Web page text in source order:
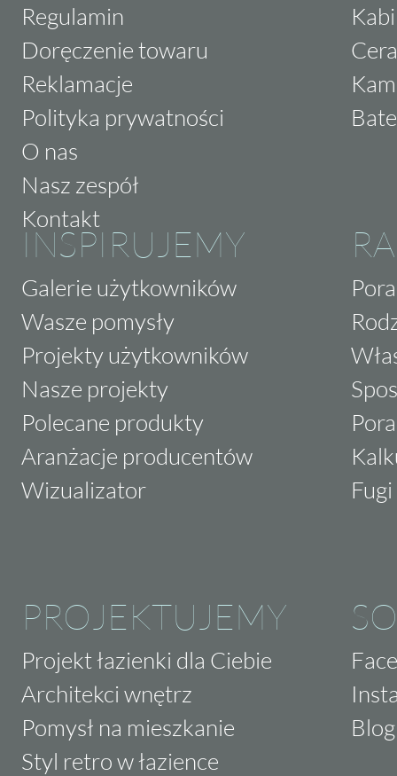
Regulamin
Doręczenie towaru
Reklamacje
Polityka prywatności
O nas
Nasz zespół
Kontakt
INSPIRUJEMY
Galerie użytkowników
Wasze pomysły
Projekty użytkowników
Nasze projekty
Polecane produkty
Aranżacje producentów
Wizualizator
PROJEKTUJEMY
Projekt łazienki dla Ciebie
Architekci wnętrz
Pomysł na mieszkanie
Styl retro w łazience
Blog